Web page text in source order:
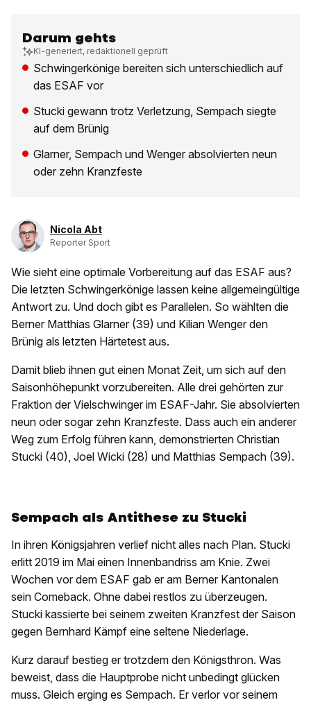
Darum gehts
KI-generiert, redaktionell geprüft
Schwingerkönige bereiten sich unterschiedlich auf
das ESAF vor
Stucki gewann trotz Verletzung, Sempach siegte
auf dem Brünig
Glarner, Sempach und Wenger absolvierten neun
oder zehn Kranzfeste
Nicola Abt
Reporter Sport
Wie sieht eine optimale Vorbereitung auf das ESAF aus?
Die letzten Schwingerkönige lassen keine allgemeingültige
Antwort zu. Und doch gibt es Parallelen. So wählten die
Berner Matthias Glarner (39) und Kilian Wenger den
Brünig als letzten Härtetest aus.
Damit blieb ihnen gut einen Monat Zeit, um sich auf den
Saisonhöhepunkt vorzubereiten. Alle drei gehörten zur
Fraktion der Vielschwinger im ESAF-Jahr. Sie absolvierten
neun oder sogar zehn Kranzfeste. Dass auch ein anderer
Weg zum Erfolg führen kann, demonstrierten Christian
Stucki (40), Joel Wicki (28) und Matthias Sempach (39).
Sempach als Antithese zu Stucki
In ihren Königsjahren verlief nicht alles nach Plan. Stucki
erlitt 2019 im Mai einen Innenbandriss am Knie. Zwei
Wochen vor dem ESAF gab er am Berner Kantonalen
sein Comeback. Ohne dabei restlos zu überzeugen.
Stucki kassierte bei seinem zweiten Kranzfest der Saison
gegen Bernhard Kämpf eine seltene Niederlage.
Kurz darauf bestieg er trotzdem den Königsthron. Was
beweist, dass die Hauptprobe nicht unbedingt glücken
muss. Gleich erging es Sempach. Er verlor vor seinem